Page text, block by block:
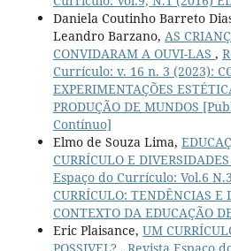
Daniela Coutinho Barreto
Leandro Barzano, AS
CONVIDARAM A OUVI-LAS ,
Currículo: v. 16 n. 3 (2023):
EXPERIMENTAÇÕES
PRODUÇÃO DE MUNDOS
Contínuo]
Elmo de Souza Lima,
CURRÍCULO E
Espaço do Currículo: Vol.6
CURRÍCULO: TENDÊNCIAS E
CONTEXTO DA EDUCAÇÃO
Eric Plaisance, UM
POSSIVEL? , Revista Espaço